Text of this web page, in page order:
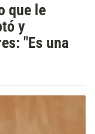
que le
y
"Es una